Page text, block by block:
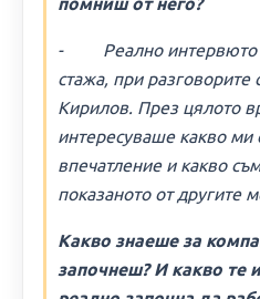
- Реално интервюто
стажа, при разговорите
Кирилов. През цялото
интересуваше какво ми
впечатление и какво
показаното от другите
Какво знаеше за
започнеш? И какво те